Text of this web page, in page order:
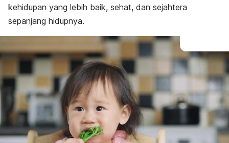
kehidupan yang lebih baik, sehat, dan sejahtera
sepanjang hidupnya.